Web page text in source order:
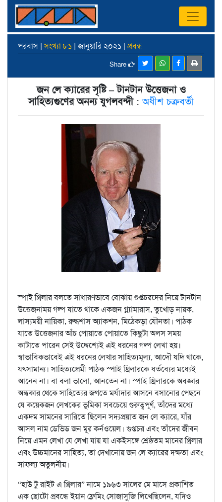
পরবাস |সংখ্যা ৮১ | জানুয়ারি ২০২১ | প্রবন্ধ
Share
জন লে ক্যারের সৃষ্টি – টানটান উত্তেজনা ও
সাহিত্যগুণের অনন্য যুগলবন্দী:অধীশ চক্রবর্তী
স্পাই থ্রিলার বলতে সাধারণভাবে বোঝায় গুপ্তচরদের নিয়ে টানটান
উত্তেজনাময় গল্প যাতে থাকে একজন গ্ল্যামারাস, তুখোড় নায়ক,
লাস্যময়ী নায়িকা, রুদ্ধশাস অ্যাকশন, মিঠেকড়া যৌনতা। পাঠক
যাতে উত্তেজনার আঁচ পোয়াতে পোয়াতে কিছুটা অলস সময়
কাটাতে পারেন সেই উদ্দেশ্যেই এই ধরনের গল্প লেখা হয়।
স্বাভাবিকভাবেই এই ধরনের লেখার সাহিত্যমূল্য, আদৌ যদি থাকে,
যৎসামান্য। সাহিত্যপ্রেমী পাঠক স্পাই থ্রিলারকে ধর্তব্যের মধ্যেই
আনেন না। বা বলা ভালো, আনতেন না। স্পাই থ্রিলারকে অবজ্ঞার
অন্ধকার থেকে সাহিত্যের জগতে মর্যাদার আসনে বসানোর পেছনে
যে কয়েকজন লেখকের ভূমিকা সবচেয়ে গুরুত্বপূর্ণ, তাঁদের মধ্যে
একদম সামনের সারিতে ছিলেন সদ্যপ্রয়াত জন লে ক্যারে, যাঁর
আসল নাম ডেভিড জন মূর কর্নওয়েল। গুপ্তচর এবং তাঁদের জীবন
নিয়ে এমন লেখা যে লেখা যায় যা একইসঙ্গে শ্রেষ্ঠতম মানের থ্রিলার
এবং উচ্চমানের সাহিত্য, তা দেখানোয় জন লে ক্যারের দক্ষতা এবং
সাফল্য অতুলনীয়।
“হাউ টু রাইট এ থ্রিলার” নামে ১৯৬৩ সালের মে মাসে প্রকাশিত
এক ছোটো প্রবন্ধে ইয়ান ফ্লেমিং সোজাসুজি লিখেছিলেন, যদিও